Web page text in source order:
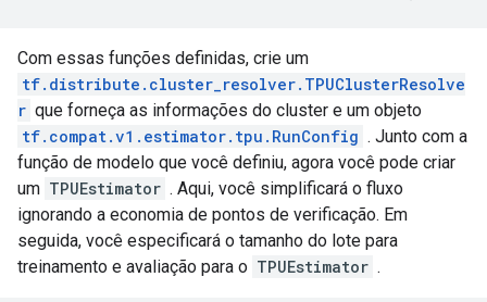
Com essas funções definidas, crie um
tf.distribute.cluster_resolver.TPUClusterResolve
r que forneça as informações do cluster e um objeto
tf.compat.v1.estimator.tpu.RunConfig . Junto com a
função de modelo que você definiu, agora você pode criar
um TPUEstimator . Aqui, você simplificará o fluxo
ignorando a economia de pontos de verificação. Em
seguida, você especificará o tamanho do lote para
treinamento e avaliação para o TPUEstimator .